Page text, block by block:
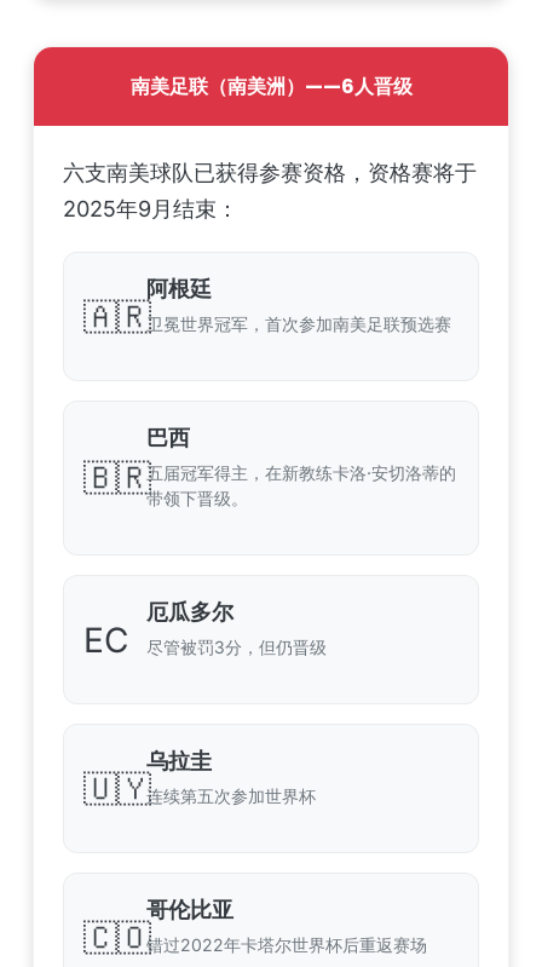
南美足联（南美洲）——6人晋级
六支南美球队已获得参赛资格，资格赛将于
2025年9月结束：
🇦🇷
阿根廷
卫冕世界冠军，首次参加南美足联预选赛
🇧🇷
巴西
五届冠军得主，在新教练卡洛·安切洛蒂的
带领下晋级。
EC
厄瓜多尔
尽管被罚3分，但仍晋级
🇺🇾
乌拉圭
连续第五次参加世界杯
🇨🇴
哥伦比亚
错过2022年卡塔尔世界杯后重返赛场